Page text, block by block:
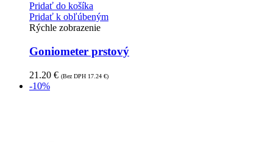
Pridať do košíka
Pridať k obľúbeným
Rýchle zobrazenie
Goniometer prstový
21.20 € (Bez DPH 17.24 €)
-10%